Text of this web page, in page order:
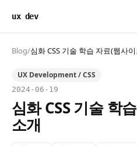
ux dev
Blog/심화 CSS 기술 학습 자료(웹사
UX Development / CSS
2024-06-19
심화 CSS 기술 학
소개